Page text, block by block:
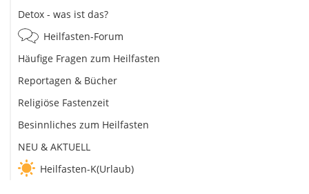
Detox - was ist das?
Heilfasten-Forum
Häufige Fragen zum Heilfasten
Reportagen & Bücher
Religiöse Fastenzeit
Besinnliches zum Heilfasten
NEU & AKTUELL
Heilfasten-K(Urlaub)